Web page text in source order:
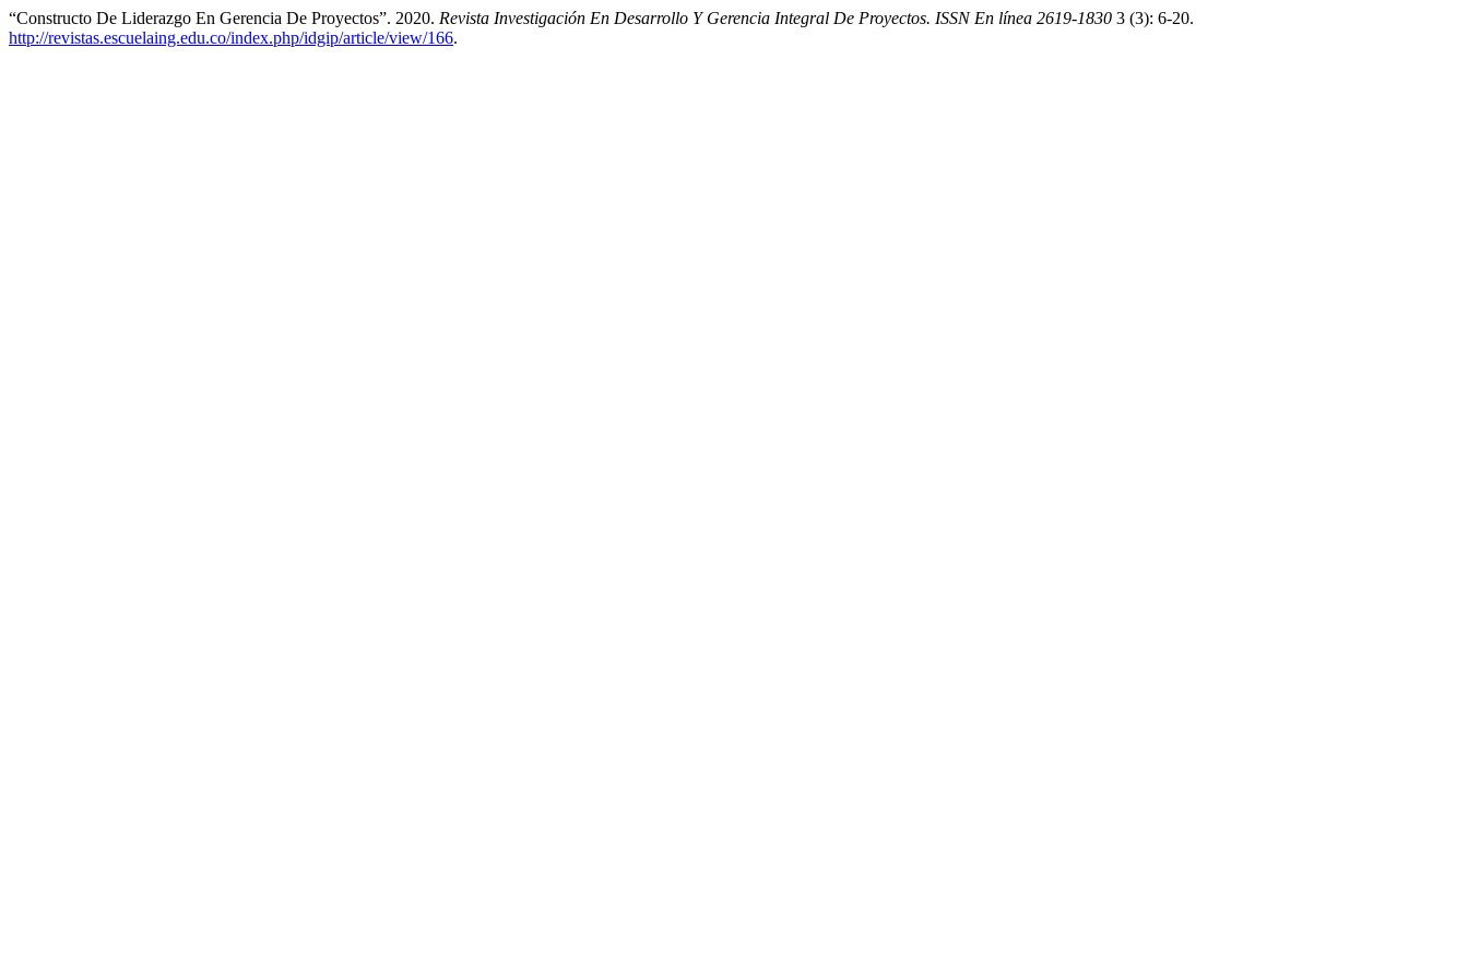
“Constructo De Liderazgo En Gerencia De Proyectos”. 2020. Revista Investigación En Desarrollo Y Gerencia Integral De Proyectos. ISSN En línea 2619-1830 3 (3): 6-20.
http://revistas.escuelaing.edu.co/index.php/idgip/article/view/166.